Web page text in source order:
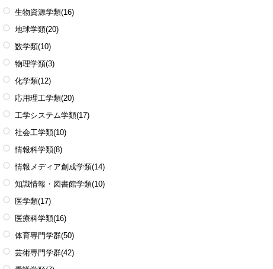
生物資源学類(16)
地球学類(20)
数学類(10)
物理学類(3)
化学類(12)
応用理工学類(20)
工学システム学類(17)
社会工学類(10)
情報科学類(8)
情報メディア創成学類(14)
知識情報・図書館学類(10)
医学類(17)
医療科学類(16)
体育専門学群(50)
芸術専門学群(42)